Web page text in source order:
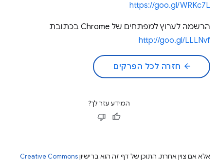
https://goo.gl/WRKc7L
הרשמה לערוץ למפתחים של Chrome בכתובת
http://goo.gl/LLLNvf
arrow_back חזרה לכל הפרקים
המידע עזר לך?
אלא אם צוין אחרת, התוכן של דף זה הוא ברישיוןCreative Commons